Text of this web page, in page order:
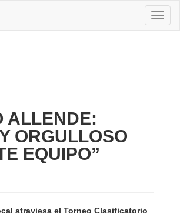
ALLENDE:
ORGULLOSO
EQUIPO”
atraviesa el Torneo Clasificatorio